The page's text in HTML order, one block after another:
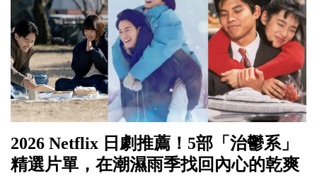
2026 Netflix 日劇推薦！5部「治鬱系」
精選片單，在潮濕雨季找回內心的乾爽